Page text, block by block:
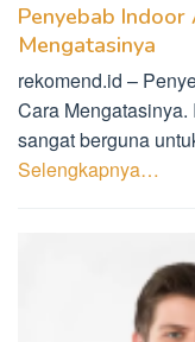
Penyebab Indoor
Mengatasinya
rekomend.id –
Cara
sangat berguna
Selengkapnya…